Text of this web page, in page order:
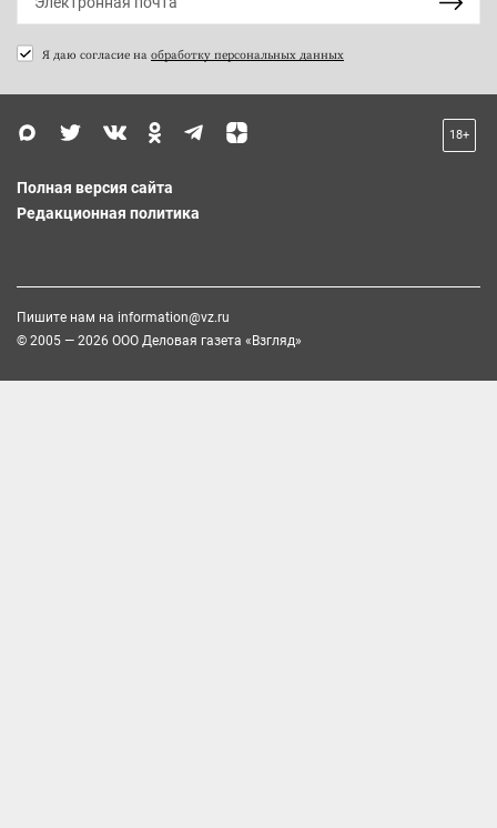
Я даю согласие на обработку персональных данных
18+
Полная версия сайта
Редакционная политика
Пишите нам на information@vz.ru
© 2005 — 2026 ООО Деловая газета «Взгляд»